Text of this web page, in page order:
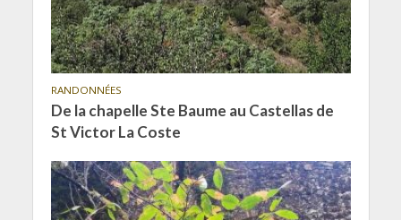
RANDONNÉES
De la chapelle Ste Baume au Castellas de
St Victor La Coste